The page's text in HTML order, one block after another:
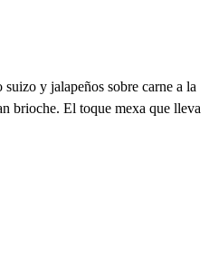
y jalapeños sobre carne a la
brioche. El toque mexa que lleva